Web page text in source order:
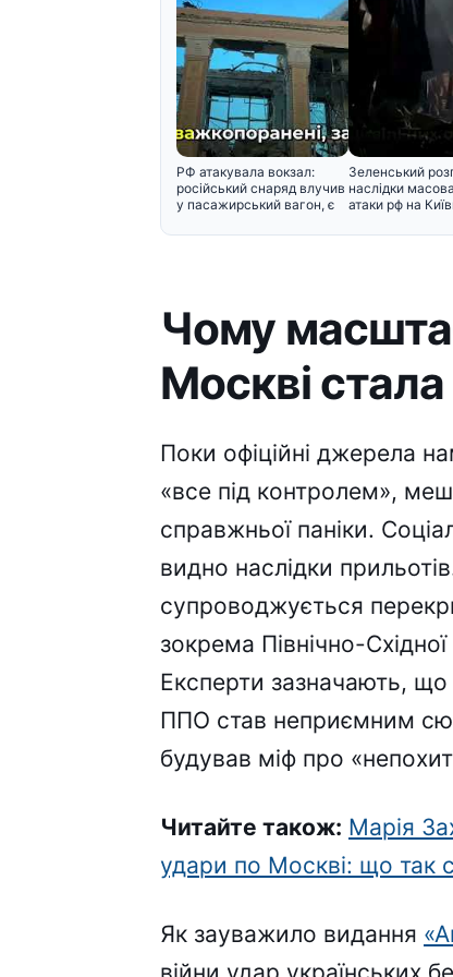
РФ атакувала вокзал:
російський снаряд влучив
у пасажирський вагон, є
Зеленський
наслідки
атаки рф на
Чому
Москві
Поки офіційні джерела
«все під контролем»,
справжньої паніки.
видно наслідки
супроводжується
зокрема Північно-
Експерти зазначають, що
ППО став неприємним
будував міф про
Читайте також: Марія
удари по Москві: що так
Як зауважило видання